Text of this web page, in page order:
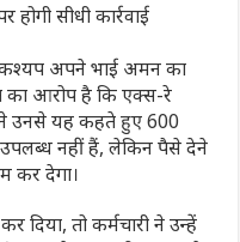
सीधी कार्रवाई
अपने भाई अमन का
का आरोप है कि एक्स-रे
ने उनसे यह कहते हुए 600
नहीं हैं, लेकिन पैसे देने
कर देगा।
तो कर्मचारी ने उन्हें